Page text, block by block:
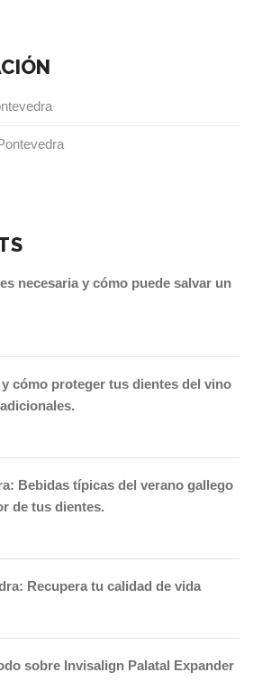
necesaria y cómo puede salvar un
cómo proteger tus dientes del vino
Bebidas típicas del verano gallego
de tus dientes.
Recupera tu calidad de vida
sobre Invisalign Palatal Expander